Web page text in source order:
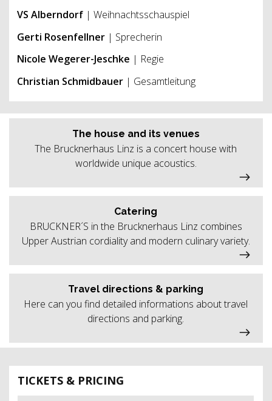
VS Alberndorf | Weihnachtsschauspiel
Gerti Rosenfellner | Sprecherin
Nicole Wegerer-Jeschke | Regie
Christian Schmidbauer | Gesamtleitung
TICKETS & PRICING
The house and its venues
The Brucknerhaus Linz is a concert house with
worldwide unique acoustics.
Catering
BRUCKNER´S in the Brucknerhaus Linz combines
Upper Austrian cordiality and modern culinary variety.
Travel directions & parking
Here can you find detailed informations about travel
directions and parking.